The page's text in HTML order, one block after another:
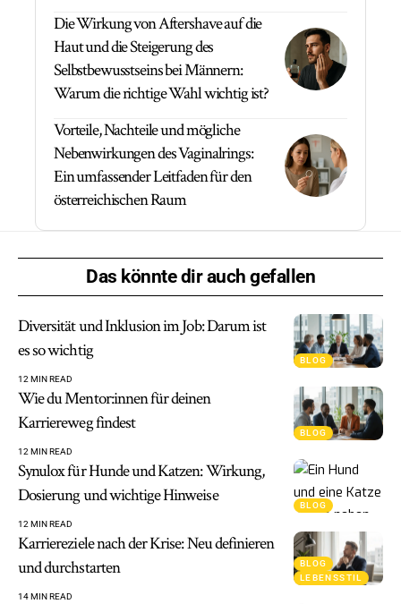
Die Wirkung von Aftershave auf die
Haut und die Steigerung des
Selbstbewusstseins bei Männern:
Warum die richtige Wahl wichtig ist?
Vorteile, Nachteile und mögliche
Nebenwirkungen des Vaginalrings:
Ein umfassender Leitfaden für den
österreichischen Raum
Das könnte dir auch gefallen
BLOG
Diversität und Inklusion im Job: Darum ist
es so wichtig
12 MIN READ
BLOG
Wie du Mentor:innen für deinen
Karriereweg findest
12 MIN READ
BLOG
Synulox für Hunde und Katzen: Wirkung,
Dosierung und wichtige Hinweise
12 MIN READ
BLOG
LEBENSSTIL
Karriereziele nach der Krise: Neu definieren
und durchstarten
14 MIN READ